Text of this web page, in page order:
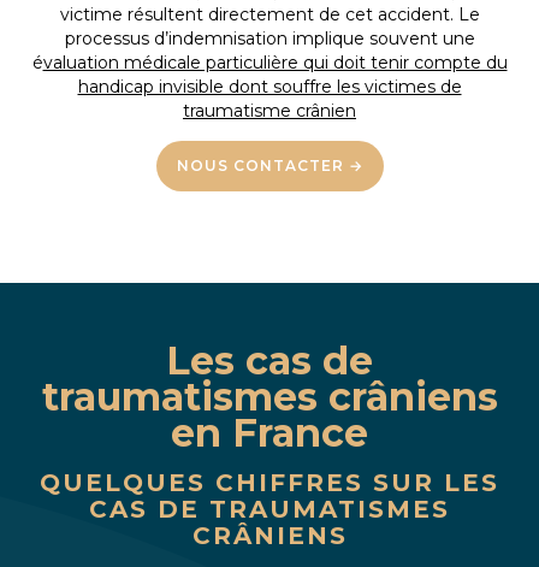
victime résultent directement de cet accident. Le
processus d’indemnisation implique souvent une
évaluation médicale particulière qui doit tenir compte du
handicap invisible dont souffre les victimes de
traumatisme crânien
NOUS CONTACTER →
Les cas de
traumatismes crâniens
en France
QUELQUES CHIFFRES SUR LES
CAS DE TRAUMATISMES
CRÂNIENS